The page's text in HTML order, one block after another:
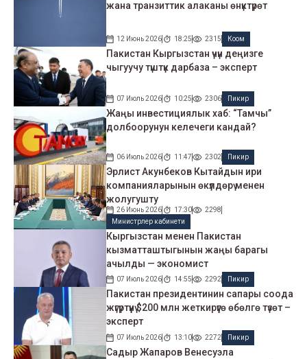
жана транзиттик алаканы өнүктүрөт
12 Июнь 2026 18:25 2315 Коом
Пакистан Кыргызстан үчүн деңизге
чыгуучу түштүк дарбаза – эксперт
07 Июль 2026 10:25 2306 Пикир
Жаңы инвестициялык хаб: “Тамчы”
долбоорунун келечеги кандай?
06 Июль 2026 11:47 2302 Пикир
Эрлист Акунбеков Кытайдын ири
компанияларынын өкүлдөрү менен
жолугушту
26 Июнь 2026 17:30
2298
Министрлер кабинети
Кыргызстан менен Пакистан
кызматташтыгынын жаңы барагы
ачылды — экономист
07 Июль 2026 14:55 2292 Пикир
Пакистан президентинин сапары соода
жүгүртүүнү $200 млн жеткирүүгө өбөлгө түзөт –
эксперт
07 Июль 2026 13:10 2272 Пикир
Садыр Жапаров Венесуэла